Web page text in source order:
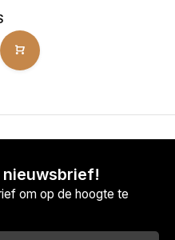
nieuwsbrief!
om op de hoogte te